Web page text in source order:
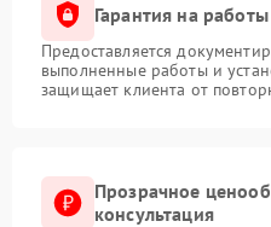
Гарантия на
Предоставляется
выполненные работы и
защищает клиента от
Прозрачное
консультация